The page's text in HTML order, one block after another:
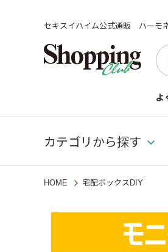
セキスイハイム公式通販 ハーモ
よ
カテゴリから探す
HOME 宅配ボックスDIY